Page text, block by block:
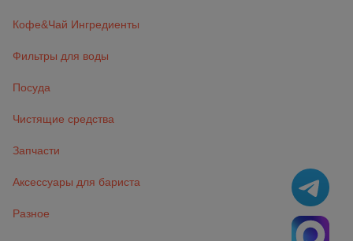
Кофе&Чай Ингредиенты
Фильтры для воды
Посуда
Чистящие средства
Запчасти
Аксессуары для бариста
Разное